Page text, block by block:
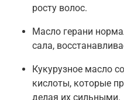
росту волос.
Масло герани
сала,
Кукурузное масло
кислоты, которые
делая их сильными.